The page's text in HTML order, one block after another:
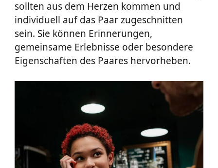
sollten aus dem Herzen kommen und
individuell auf das Paar zugeschnitten
sein. Sie können Erinnerungen,
gemeinsame Erlebnisse oder besondere
Eigenschaften des Paares hervorheben.